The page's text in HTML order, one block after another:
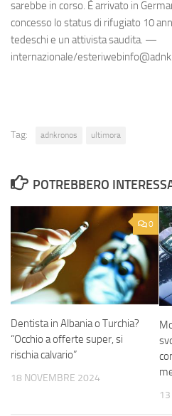
sarebbe in corso. È arrivato in
concesso lo status di rifugiato 10
tedeschi e un attivista saudita. —
internazionale/
Tag: adnkronos ultimora
POTREBBERO
0
Dentista in Albania o Turchia?
“Occhio a offerte super, si
rischia calvario”
18 NOVEMBRE 2024